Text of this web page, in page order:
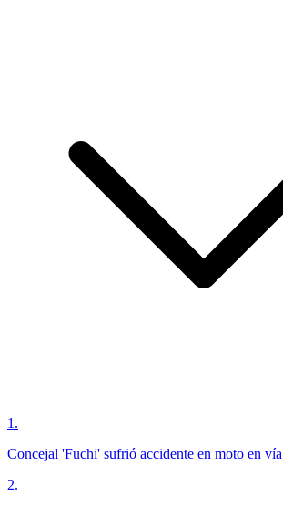
1 .
Concejal 'Fuchi' sufrió accidente en moto en
2.